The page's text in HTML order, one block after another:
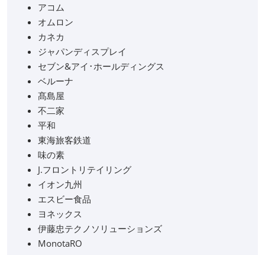
アコム
オムロン
カネカ
ジャパンディスプレイ
セブン&アイ･ホールディングス
ベルーナ
髙島屋
不二家
平和
東海旅客鉄道
味の素
J.フロントリテイリング
イオン九州
エスビー食品
ヨネックス
伊藤忠テクノソリューションズ
MonotaRO